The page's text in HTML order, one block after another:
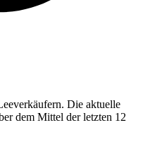
Die aktuelle
dem Mittel der letzten 12